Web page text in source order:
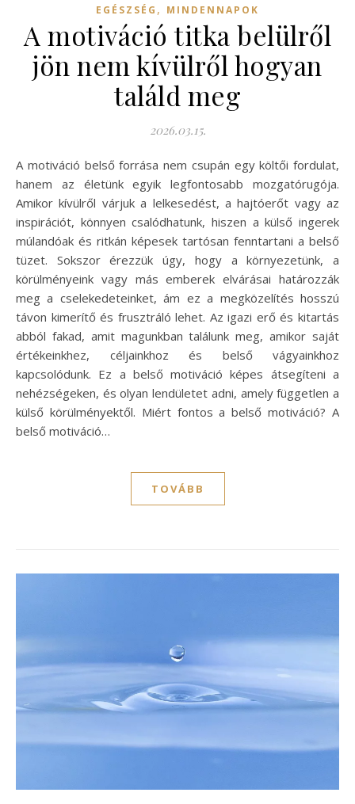
EGÉSZSÉG , MINDENNAPOK
A motiváció titka belülről
jön nem kívülről hogyan
találd meg
2026.03.15.
A motiváció belső forrása nem csupán egy költői fordulat,
hanem az életünk egyik legfontosabb mozgatórugója.
Amikor kívülről várjuk a lelkesedést, a hajtóerőt vagy az
inspirációt, könnyen csalódhatunk, hiszen a külső ingerek
múlandóak és ritkán képesek tartósan fenntartani a belső
tüzet. Sokszor érezzük úgy, hogy a környezetünk, a
körülményeink vagy más emberek elvárásai határozzák
meg a cselekedeteinket, ám ez a megközelítés hosszú
távon kimerítő és frusztráló lehet. Az igazi erő és kitartás
abból fakad, amit magunkban találunk meg, amikor saját
értékeinkhez, céljainkhoz és belső vágyainkhoz
kapcsolódunk. Ez a belső motiváció képes átsegíteni a
nehézségeken, és olyan lendületet adni, amely független a
külső körülményektől. Miért fontos a belső motiváció? A
belső motiváció…
TOVÁBB